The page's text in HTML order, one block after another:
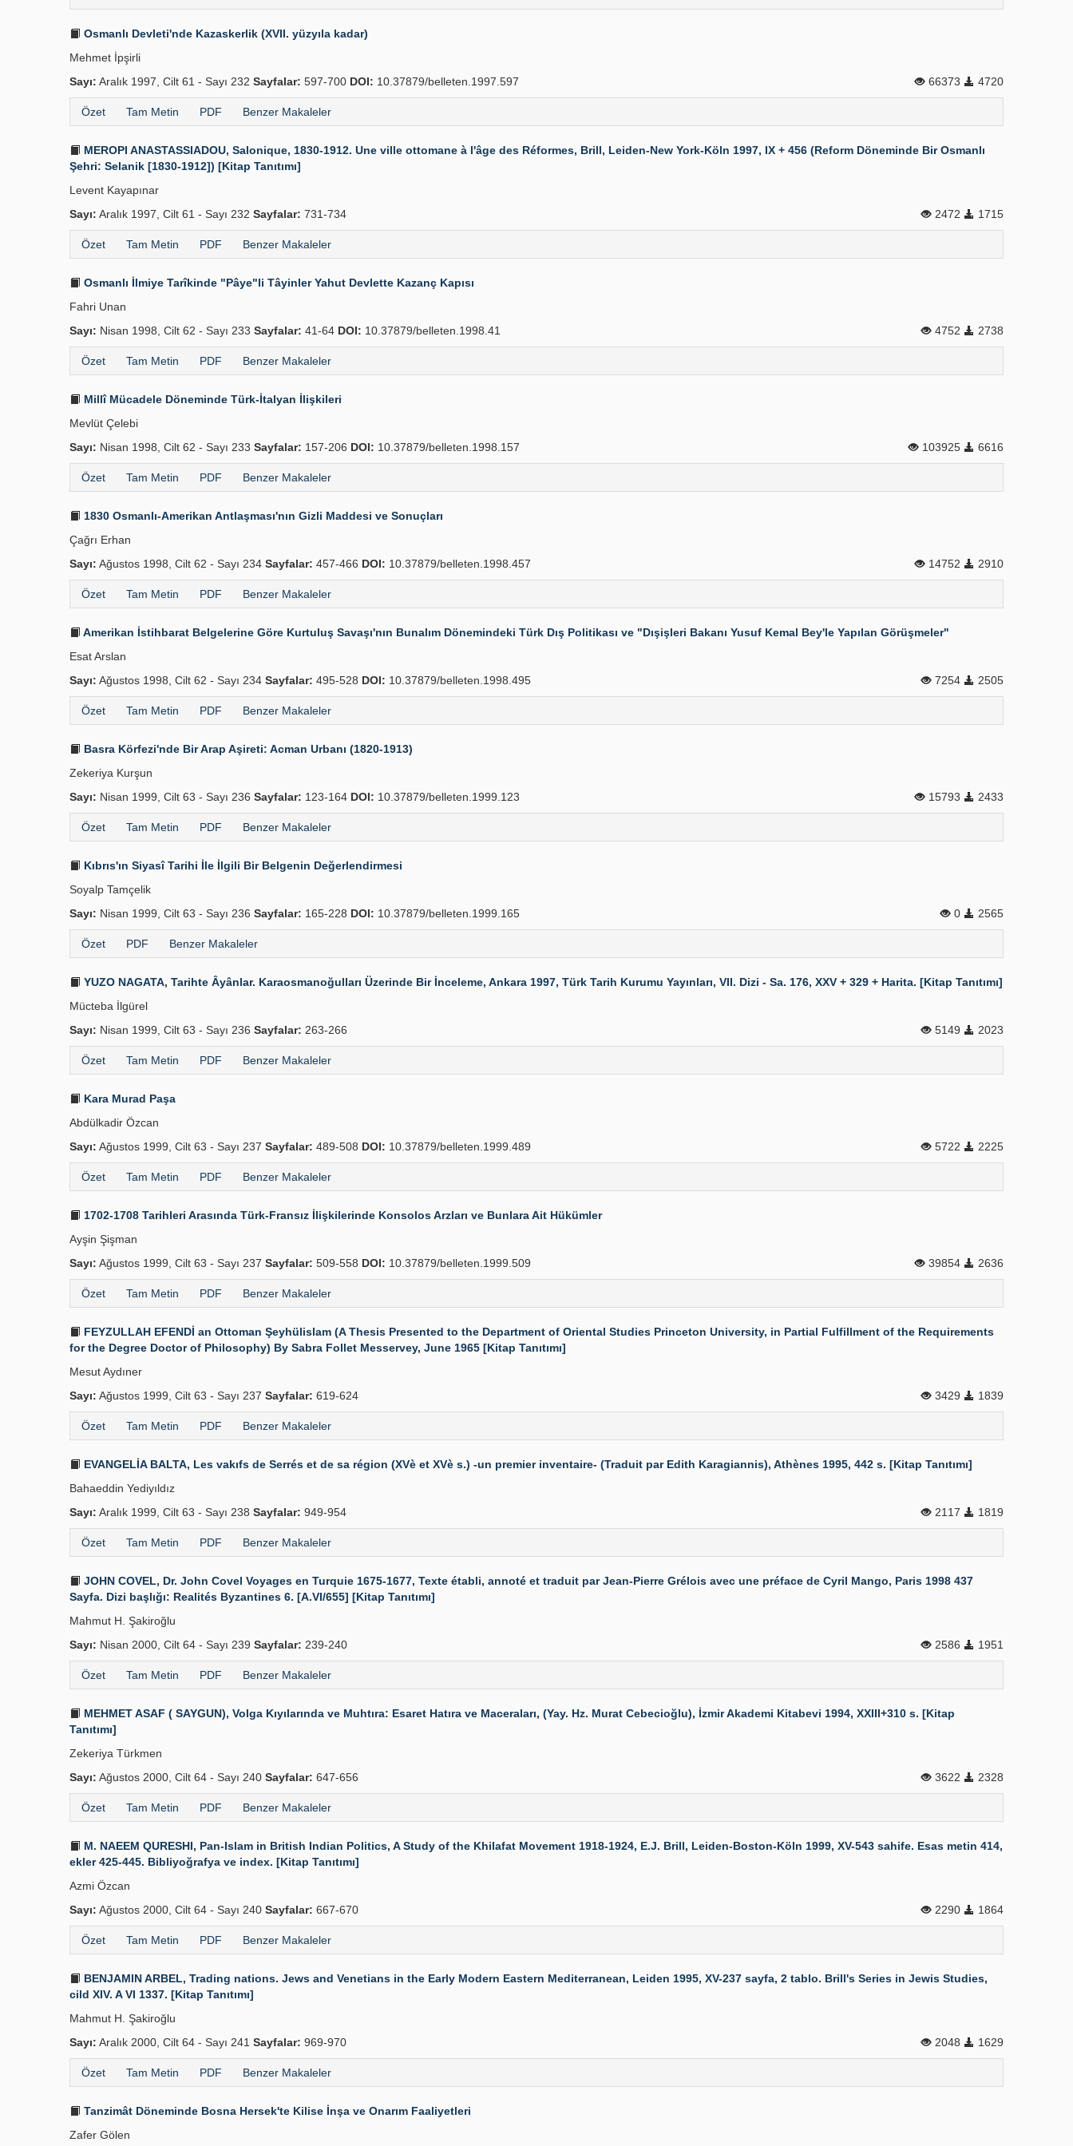
Osmanlı Devleti'nde Kazaskerlik (XVII. yüzyıla kadar)
Mehmet İpşirli
Sayı: Aralık 1997, Cilt 61 - Sayı 232 Sayfalar: 597-700 DOI: 10.37879/belleten.1997.597 66373 4720
Özet Tam Metin PDF Benzer Makaleler
MEROPI ANASTASSIADOU, Salonique, 1830-1912. Une ville ottomane à l'âge des Réformes, Brill, Leiden-New York-Köln 1997, IX + 456 (Reform Döneminde Bir Osmanlı
Şehri: Selanik [1830-1912]) [Kitap Tanıtımı]
Levent Kayapınar
Sayı: Aralık 1997, Cilt 61 - Sayı 232 Sayfalar: 731-734 2472 1715
Özet Tam Metin PDF Benzer Makaleler
Osmanlı İlmiye Tarîkinde "Pâye"li Tâyinler Yahut Devlette Kazanç Kapısı
Fahri Unan
Sayı: Nisan 1998, Cilt 62 - Sayı 233 Sayfalar: 41-64 DOI: 10.37879/belleten.1998.41 4752 2738
Özet Tam Metin PDF Benzer Makaleler
Millî Mücadele Döneminde Türk-İtalyan İlişkileri
Mevlüt Çelebi
Sayı: Nisan 1998, Cilt 62 - Sayı 233 Sayfalar: 157-206 DOI: 10.37879/belleten.1998.157 103925 6616
Özet Tam Metin PDF Benzer Makaleler
1830 Osmanlı-Amerikan Antlaşması'nın Gizli Maddesi ve Sonuçları
Çağrı Erhan
Sayı: Ağustos 1998, Cilt 62 - Sayı 234 Sayfalar: 457-466 DOI: 10.37879/belleten.1998.457 14752 2910
Özet Tam Metin PDF Benzer Makaleler
Amerikan İstihbarat Belgelerine Göre Kurtuluş Savaşı'nın Bunalım Dönemindeki Türk Dış Politikası ve "Dışişleri Bakanı Yusuf Kemal Bey'le Yapılan Görüşmeler"
Esat Arslan
Sayı: Ağustos 1998, Cilt 62 - Sayı 234 Sayfalar: 495-528 DOI: 10.37879/belleten.1998.495 7254 2505
Özet Tam Metin PDF Benzer Makaleler
Basra Körfezi'nde Bir Arap Aşireti: Acman Urbanı (1820-1913)
Zekeriya Kurşun
Sayı: Nisan 1999, Cilt 63 - Sayı 236 Sayfalar: 123-164 DOI: 10.37879/belleten.1999.123 15793 2433
Özet Tam Metin PDF Benzer Makaleler
Kıbrıs'ın Siyasî Tarihi İle İlgili Bir Belgenin Değerlendirmesi
Soyalp Tamçelik
Sayı: Nisan 1999, Cilt 63 - Sayı 236 Sayfalar: 165-228 DOI: 10.37879/belleten.1999.165 0 2565
Özet PDF Benzer Makaleler
YUZO NAGATA, Tarihte Âyânlar. Karaosmanoğulları Üzerinde Bir İnceleme, Ankara 1997, Türk Tarih Kurumu Yayınları, VII. Dizi - Sa. 176, XXV + 329 + Harita. [Kitap Tanıtımı]
Mücteba İlgürel
Sayı: Nisan 1999, Cilt 63 - Sayı 236 Sayfalar: 263-266 5149 2023
Özet Tam Metin PDF Benzer Makaleler
Kara Murad Paşa
Abdülkadir Özcan
Sayı: Ağustos 1999, Cilt 63 - Sayı 237 Sayfalar: 489-508 DOI: 10.37879/belleten.1999.489 5722 2225
Özet Tam Metin PDF Benzer Makaleler
1702-1708 Tarihleri Arasında Türk-Fransız İlişkilerinde Konsolos Arzları ve Bunlara Ait Hükümler
Ayşin Şişman
Sayı: Ağustos 1999, Cilt 63 - Sayı 237 Sayfalar: 509-558 DOI: 10.37879/belleten.1999.509 39854 2636
Özet Tam Metin PDF Benzer Makaleler
FEYZULLAH EFENDİ an Ottoman Şeyhülislam (A Thesis Presented to the Department of Oriental Studies Princeton University, in Partial Fulfillment of the Requirements
for the Degree Doctor of Philosophy) By Sabra Follet Messervey, June 1965 [Kitap Tanıtımı]
Mesut Aydıner
Sayı: Ağustos 1999, Cilt 63 - Sayı 237 Sayfalar: 619-624 3429 1839
Özet Tam Metin PDF Benzer Makaleler
EVANGELİA BALTA, Les vakıfs de Serrés et de sa région (XVè et XVè s.) -un premier inventaire- (Traduit par Edith Karagiannis), Athènes 1995, 442 s. [Kitap Tanıtımı]
Bahaeddin Yediyıldız
Sayı: Aralık 1999, Cilt 63 - Sayı 238 Sayfalar: 949-954 2117 1819
Özet Tam Metin PDF Benzer Makaleler
JOHN COVEL, Dr. John Covel Voyages en Turquie 1675-1677, Texte établi, annoté et traduit par Jean-Pierre Grélois avec une préface de Cyril Mango, Paris 1998 437
Sayfa. Dizi başlığı: Realités Byzantines 6. [A.VI/655] [Kitap Tanıtımı]
Mahmut H. Şakiroğlu
Sayı: Nisan 2000, Cilt 64 - Sayı 239 Sayfalar: 239-240 2586 1951
Özet Tam Metin PDF Benzer Makaleler
MEHMET ASAF ( SAYGUN), Volga Kıyılarında ve Muhtıra: Esaret Hatıra ve Maceraları, (Yay. Hz. Murat Cebecioğlu), İzmir Akademi Kitabevi 1994, XXIII+310 s. [Kitap
Tanıtımı]
Zekeriya Türkmen
Sayı: Ağustos 2000, Cilt 64 - Sayı 240 Sayfalar: 647-656 3622 2328
Özet Tam Metin PDF Benzer Makaleler
M. NAEEM QURESHI, Pan-Islam in British Indian Politics, A Study of the Khilafat Movement 1918-1924, E.J. Brill, Leiden-Boston-Köln 1999, XV-543 sahife. Esas metin 414,
ekler 425-445. Bibliyoğrafya ve index. [Kitap Tanıtımı]
Azmi Özcan
Sayı: Ağustos 2000, Cilt 64 - Sayı 240 Sayfalar: 667-670 2290 1864
Özet Tam Metin PDF Benzer Makaleler
BENJAMIN ARBEL, Trading nations. Jews and Venetians in the Early Modern Eastern Mediterranean, Leiden 1995, XV-237 sayfa, 2 tablo. Brill's Series in Jewis Studies,
cild XIV. A VI 1337. [Kitap Tanıtımı]
Mahmut H. Şakiroğlu
Sayı: Aralık 2000, Cilt 64 - Sayı 241 Sayfalar: 969-970 2048 1629
Özet Tam Metin PDF Benzer Makaleler
Tanzimât Döneminde Bosna Hersek'te Kilise İnşa ve Onarım Faaliyetleri
Zafer Gölen